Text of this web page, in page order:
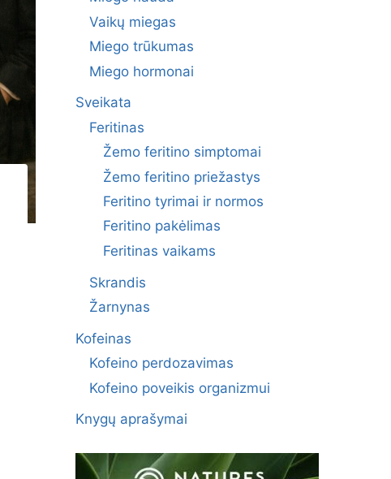
Vaikų miegas
Miego trūkumas
Miego hormonai
Sveikata
Feritinas
Žemo feritino simptomai
Žemo feritino priežastys
Feritino tyrimai ir normos
Feritino pakėlimas
Feritinas vaikams
Skrandis
Žarnynas
Kofeinas
Kofeino perdozavimas
Kofeino poveikis organizmui
Knygų aprašymai